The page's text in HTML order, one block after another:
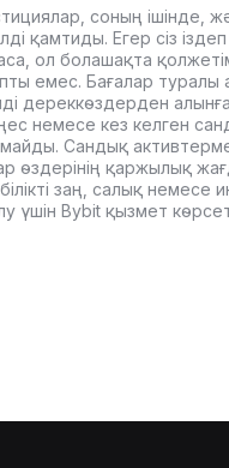
соның ішінде,
қамтиды. Егер сіз іздеп
ол болашақта
емес. Бағалар туралы
дереккөздерден
немесе кез келген
Сандық
қаржылық
заң, салық немесе
үшін Bybit қызмет